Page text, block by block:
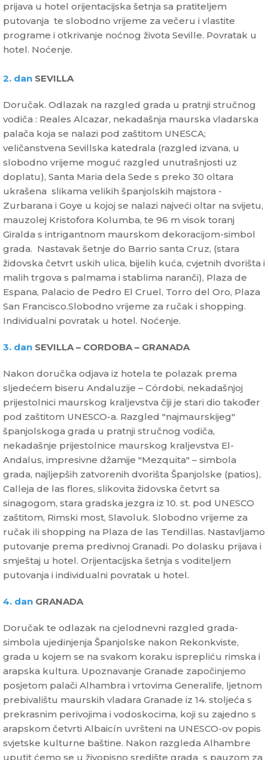
prijava u hotel orijentacijska šetnja sa pratiteljem
putovanja te slobodno vrijeme za večeru i vlastite
programe i otkrivanje noćnog života Seville. Povratak u
hotel. Noćenje.
2. dan SEVILLA
Doručak. Odlazak na razgled grada u pratnji stručnog
vodiča : Reales Alcazar, nekadašnja maurska vladarska
palača koja se nalazi pod zaštitom UNESCA;
veličanstvena Sevillska katedrala (razgled izvana, u
slobodno vrijeme moguć razgled unutrašnjosti uz
doplatu), Santa Maria dela Sede s preko 30 oltara
ukrašena slikama velikih španjolskih majstora -
Zurbarana i Goye u kojoj se nalazi najveći oltar na svijetu,
mauzolej Kristofora Kolumba, te 96 m visok toranj
Giralda s intrigantnom maurskom dekoracijom-simbol
grada. Nastavak šetnje do Barrio santa Cruz, (stara
židovska četvrt uskih ulica, bijelih kuća, cvjetnih dvorišta i
malih trgova s palmama i stablima naranči), Plaza de
Espana, Palacio de Pedro El Cruel, Torro del Oro, Plaza
San Francisco.Slobodno vrijeme za ručak i shopping.
Individualni povratak u hotel. Noćenje.
3. dan SEVILLA – CORDOBA – GRANADA
Nakon doručka odjava iz hotela te polazak prema
sljedećem biseru Andaluzije – Córdobi, nekadašnjoj
prijestolnici maurskog kraljevstva čiji je stari dio također
pod zaštitom UNESCO-a. Razgled "najmaurskijeg"
španjolskoga grada u pratnji stručnog vodiča,
nekadašnje prijestolnice maurskog kraljevstva El-
Andalus, impresivne džamije "Mezquita" – simbola
grada, najljepših zatvorenih dvorišta Španjolske (patios),
Calleja de las flores, slikovita židovska četvrt sa
sinagogom, stara gradska jezgra iz 10. st. pod UNESCO
zaštitom, Rimski most, Slavoluk. Slobodno vrijeme za
ručak ili shopping na Plaza de las Tendillas. Nastavljamo
putovanje prema predivnoj Granadi. Po dolasku prijava i
smještaj u hotel. Orijentacijska šetnja s voditeljem
putovanja i individualni povratak u hotel.
4. dan GRANADA
Doručak te odlazak na cjelodnevni razgled grada-
simbola ujedinjenja Španjolske nakon Rekonkviste,
grada u kojem se na svakom koraku isprepliću rimska i
arapska kultura. Upoznavanje Granade započinjemo
posjetom palači Alhambra i vrtovima Generalife, ljetnom
prebivalištu maurskih vladara Granade iz 14. stoljeća s
prekrasnim perivojima i vodoskocima, koji su zajedno s
arapskom četvrti Albaicín uvršteni na UNESCO-ov popis
svjetske kulturne baštine. Nakon razgleda Alhambre
uputit ćemo se u živopisno središte grada s pauzom za